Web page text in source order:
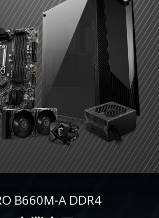
B660M-A DDR4